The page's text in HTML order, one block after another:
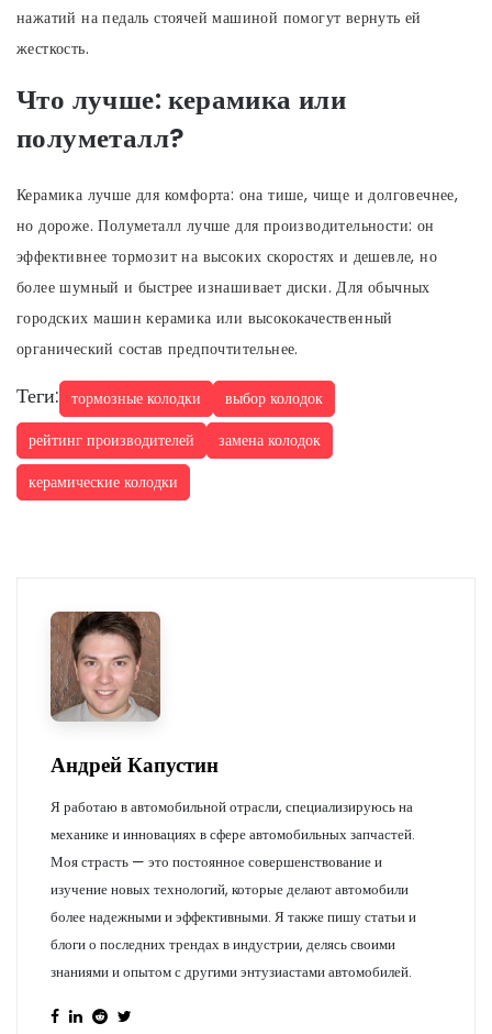
нажатий на педаль стоячей машиной помогут вернуть ей
жесткость.
Что лучше: керамика или
полуметалл?
Керамика лучше для комфорта: она тише, чище и долговечнее,
но дороже. Полуметалл лучше для производительности: он
эффективнее тормозит на высоких скоростях и дешевле, но
более шумный и быстрее изнашивает диски. Для обычных
городских машин керамика или высококачественный
органический состав предпочтительнее.
Теги: тормозные колодки
выбор колодок
рейтинг производителей
замена колодок
керамические колодки
Андрей Капустин
Я работаю в автомобильной отрасли, специализируюсь на
механике и инновациях в сфере автомобильных запчастей.
Моя страсть — это постоянное совершенствование и
изучение новых технологий, которые делают автомобили
более надежными и эффективными. Я также пишу статьи и
блоги о последних трендах в индустрии, делясь своими
знаниями и опытом с другими энтузиастами автомобилей.